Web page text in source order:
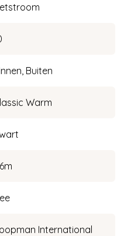
Buiten
Warm
International